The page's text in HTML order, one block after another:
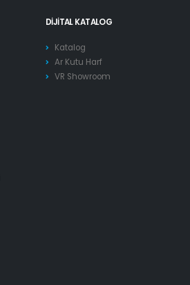
DIJITAL KATALOG
Katalog
Ar Kutu Harf
VR Showroom